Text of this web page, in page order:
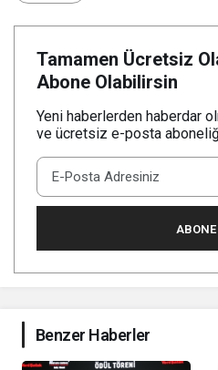
Tamamen Ücretsiz
Abone Olabilirsin
Yeni haberlerden haberdar
ve ücretsiz e-posta
ABONE
Benzer Haberler